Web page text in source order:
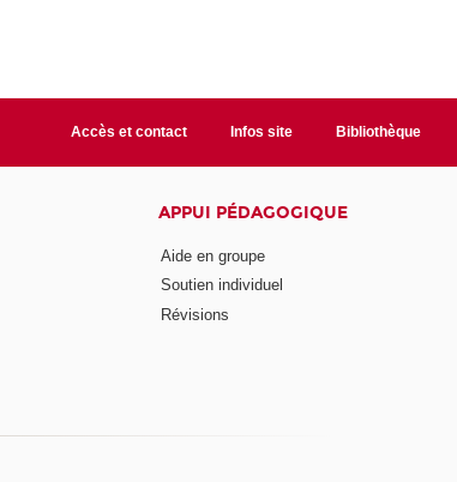
Accès et contact Infos site Bibliothèque
APPUI PÉDAGOGIQUE
Aide en groupe
Soutien individuel
Révisions